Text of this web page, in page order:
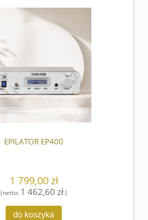
EPILATOR EP400
1 799,00 zł
(netto: 1 462,60 zł)
do koszyka